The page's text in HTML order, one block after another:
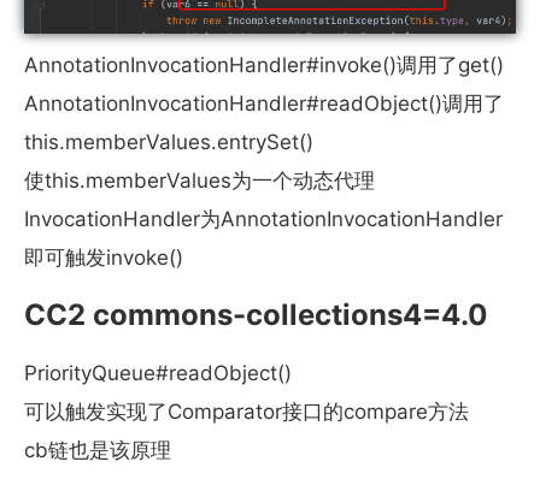
AnnotationInvocationHandler#invoke()调用了get()
AnnotationInvocationHandler#readObject()调用了
this.memberValues.entrySet()
使this.memberValues为一个动态代理
InvocationHandler为AnnotationInvocationHandler
即可触发invoke()
CC2 commons-collections4=4.0
PriorityQueue#readObject()
可以触发实现了Comparator接口的compare方法
cb链也是该原理